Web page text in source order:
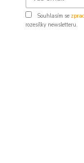
Souhlasím se
rozesílky newsletteru.